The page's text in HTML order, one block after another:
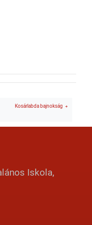
Kosárlabda bajnokság
Iskola,